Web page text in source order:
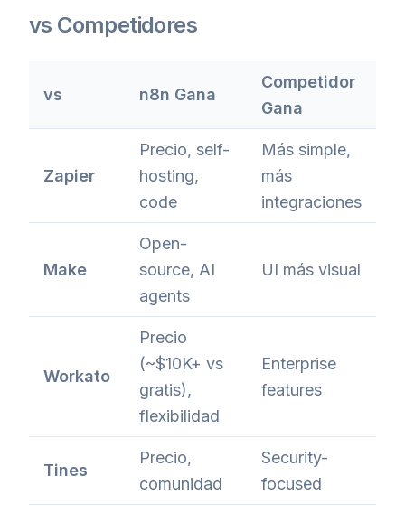
vs Competidores
vs n8n Gana
Competidor
Gana
Zapier
Precio, self-
hosting,
code
Más simple,
más
integraciones
Make
Open-
source, AI
agents
UI más visual
Workato
Precio
(~$10K+ vs
gratis),
flexibilidad
Enterprise
features
Tines
Precio,
comunidad
Security-
focused